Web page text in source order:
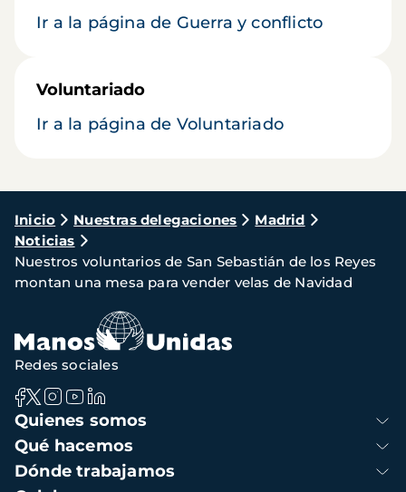
Ir a la página de Guerra y conflicto
Voluntariado
Ir a la página de Voluntariado
Ruta
de
navegación
Inicio Nuestras delegaciones
Madrid
Noticias
Nuestros voluntarios de San Sebastián de los Reyes
montan una mesa para vender velas de Navidad
Navegación
principal
Quienes somos
Qué hacemos
Dónde trabajamos
Redes sociales